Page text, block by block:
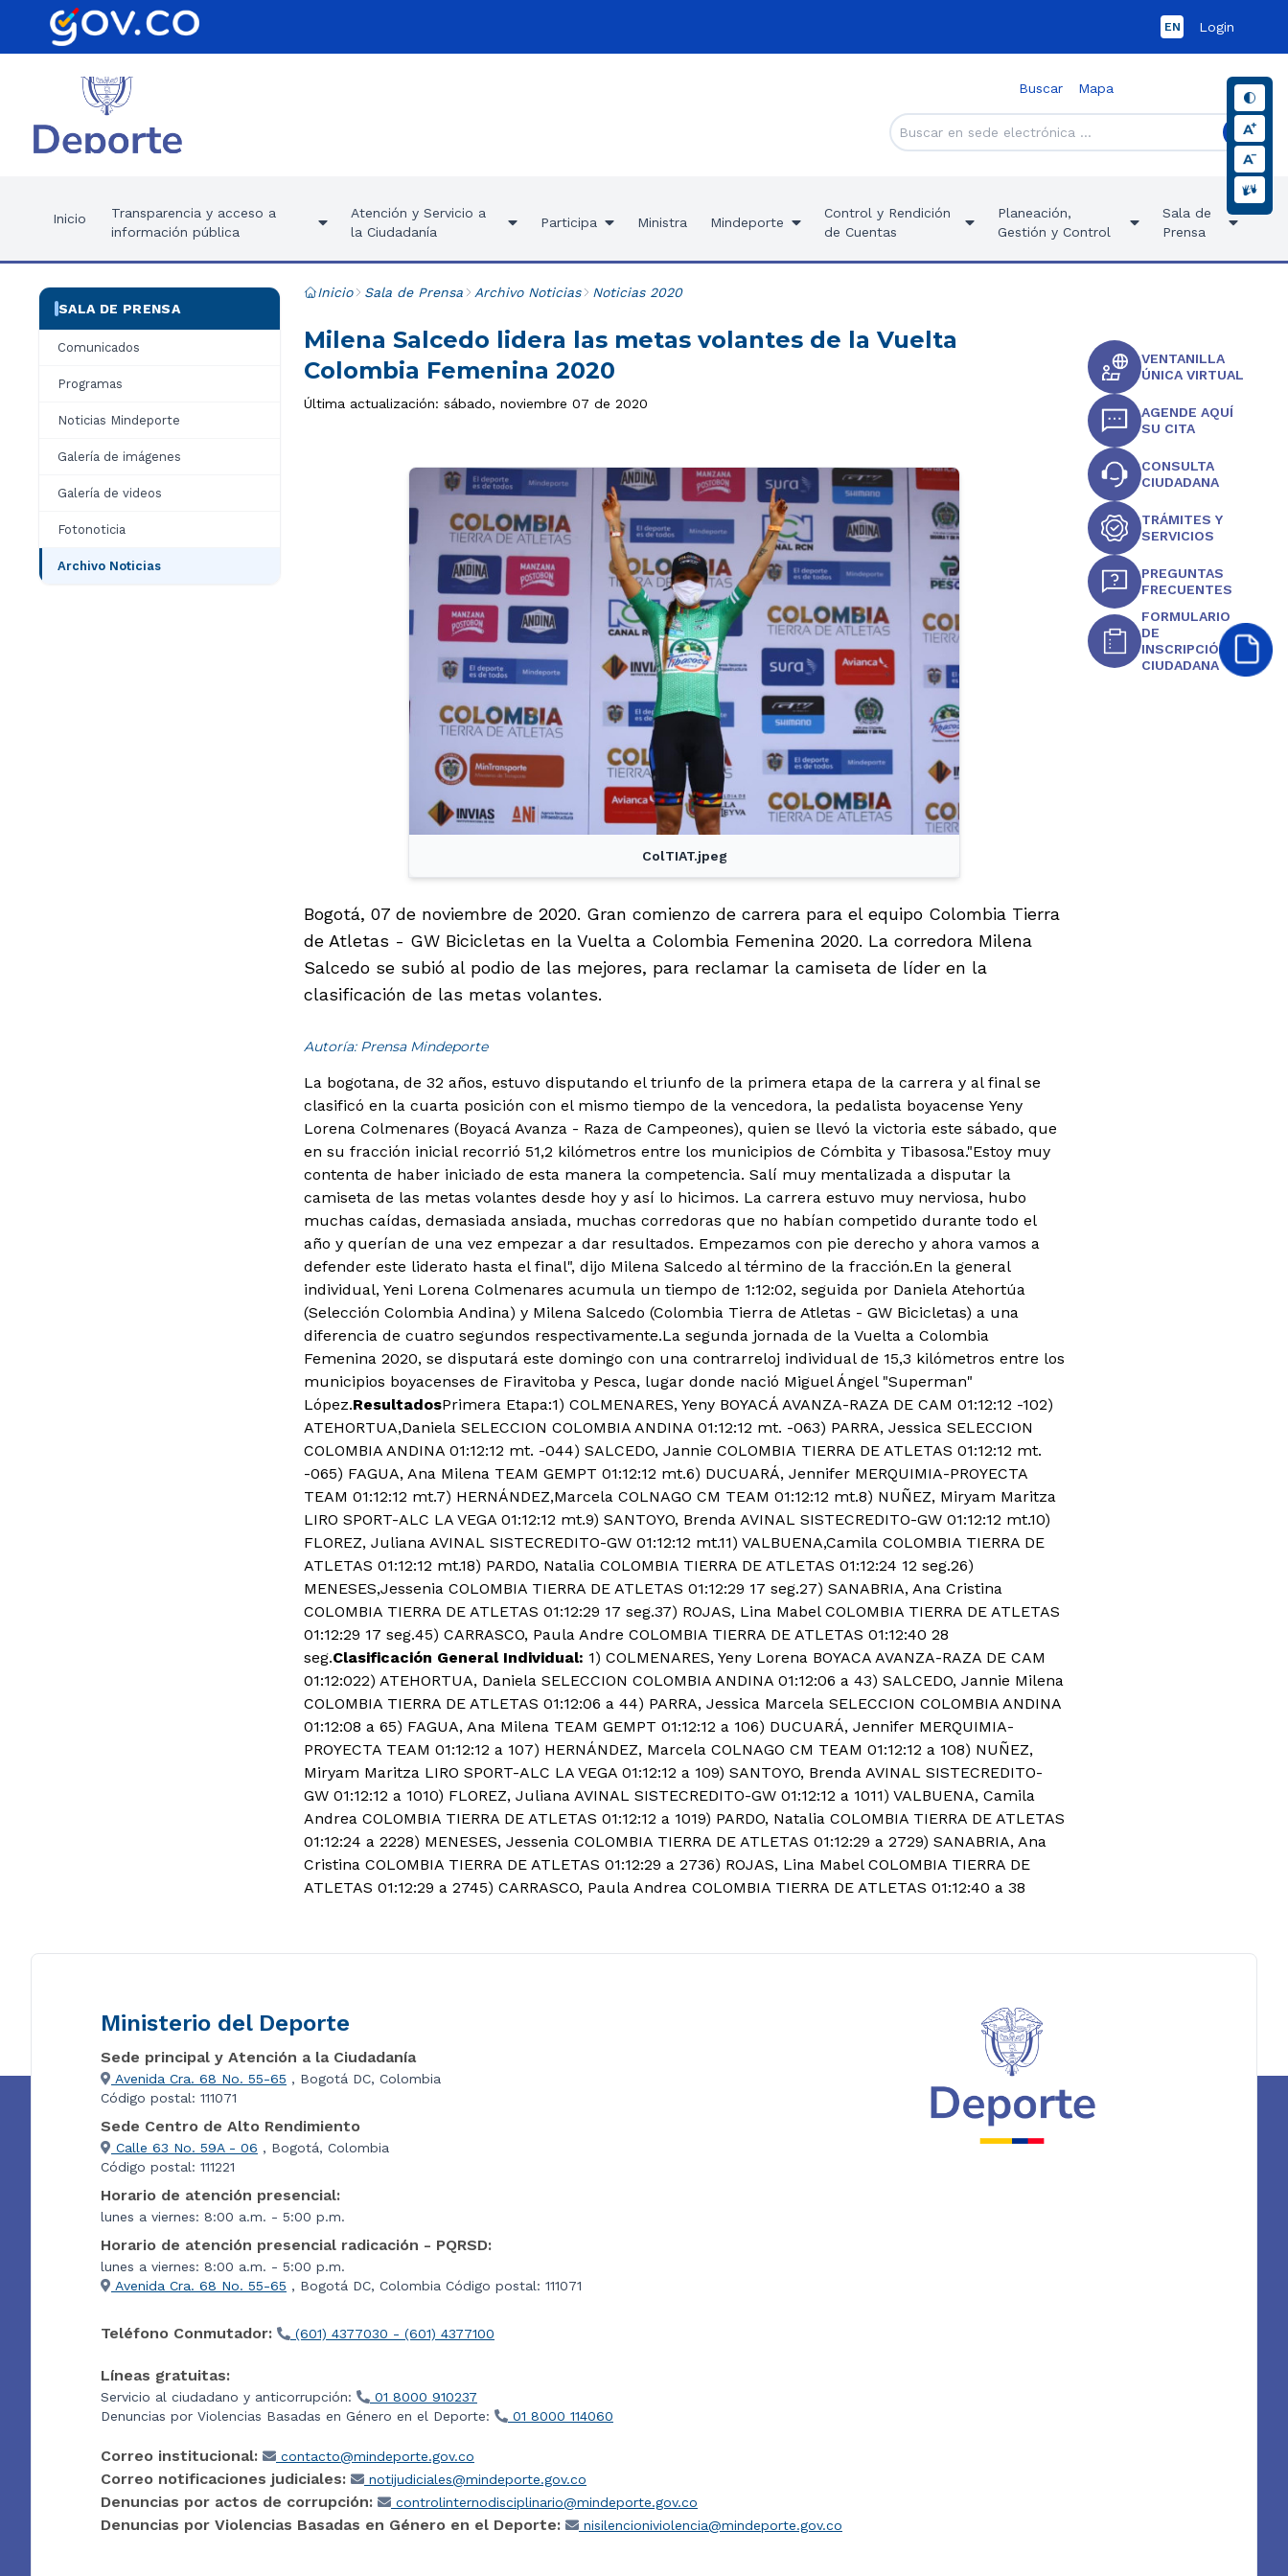
EN Login
Buscar Mapa
Inicio
Transparencia y acceso a
información pública
Atención y Servicio a
la Ciudadanía
Participa Ministra Mindeporte
Control y Rendición
de Cuentas
Planeación,
Gestión y Control
Sala de
Prensa
SALA DE PRENSA
Comunicados
Programas
Noticias Mindeporte
Galería de imágenes
Galería de videos
Fotonoticia
Archivo Noticias
Inicio Sala de Prensa Archivo Noticias Noticias 2020
Milena Salcedo lidera las metas volantes de la Vuelta
Colombia Femenina 2020
Última actualización: sábado, noviembre 07 de 2020
ColTIAT.jpeg
Bogotá, 07 de noviembre de 2020. Gran comienzo de carrera para el equipo Colombia Tierra
de Atletas - GW Bicicletas en la Vuelta a Colombia Femenina 2020. La corredora Milena
Salcedo se subió al podio de las mejores, para reclamar la camiseta de líder en la
clasificación de las metas volantes.
Autoría: Prensa Mindeporte
La bogotana, de 32 años, estuvo disputando el triunfo de la primera etapa de la carrera y al final se
clasificó en la cuarta posición con el mismo tiempo de la vencedora, la pedalista boyacense Yeny
Lorena Colmenares (Boyacá Avanza - Raza de Campeones), quien se llevó la victoria este sábado, que
en su fracción inicial recorrió 51,2 kilómetros entre los municipios de Cómbita y Tibasosa."Estoy muy
contenta de haber iniciado de esta manera la competencia. Salí muy mentalizada a disputar la
camiseta de las metas volantes desde hoy y así lo hicimos. La carrera estuvo muy nerviosa, hubo
muchas caídas, demasiada ansiada, muchas corredoras que no habían competido durante todo el
año y querían de una vez empezar a dar resultados. Empezamos con pie derecho y ahora vamos a
defender este liderato hasta el final", dijo Milena Salcedo al término de la fracción.En la general
individual, Yeni Lorena Colmenares acumula un tiempo de 1:12:02, seguida por Daniela Atehortúa
(Selección Colombia Andina) y Milena Salcedo (Colombia Tierra de Atletas - GW Bicicletas) a una
diferencia de cuatro segundos respectivamente.La segunda jornada de la Vuelta a Colombia
Femenina 2020, se disputará este domingo con una contrarreloj individual de 15,3 kilómetros entre los
municipios boyacenses de Firavitoba y Pesca, lugar donde nació Miguel Ángel "Superman"
López.ResultadosPrimera Etapa:1) COLMENARES, Yeny BOYACÁ AVANZA-RAZA DE CAM 01:12:12 -102)
ATEHORTUA,Daniela SELECCION COLOMBIA ANDINA 01:12:12 mt. -063) PARRA, Jessica SELECCION
COLOMBIA ANDINA 01:12:12 mt. -044) SALCEDO, Jannie COLOMBIA TIERRA DE ATLETAS 01:12:12 mt.
-065) FAGUA, Ana Milena TEAM GEMPT 01:12:12 mt.6) DUCUARÁ, Jennifer MERQUIMIA-PROYECTA
TEAM 01:12:12 mt.7) HERNÁNDEZ,Marcela COLNAGO CM TEAM 01:12:12 mt.8) NUÑEZ, Miryam Maritza
LIRO SPORT-ALC LA VEGA 01:12:12 mt.9) SANTOYO, Brenda AVINAL SISTECREDITO-GW 01:12:12 mt.10)
FLOREZ, Juliana AVINAL SISTECREDITO-GW 01:12:12 mt.11) VALBUENA,Camila COLOMBIA TIERRA DE
ATLETAS 01:12:12 mt.18) PARDO, Natalia COLOMBIA TIERRA DE ATLETAS 01:12:24 12 seg.26)
MENESES,Jessenia COLOMBIA TIERRA DE ATLETAS 01:12:29 17 seg.27) SANABRIA, Ana Cristina
COLOMBIA TIERRA DE ATLETAS 01:12:29 17 seg.37) ROJAS, Lina Mabel COLOMBIA TIERRA DE ATLETAS
01:12:29 17 seg.45) CARRASCO, Paula Andre COLOMBIA TIERRA DE ATLETAS 01:12:40 28
seg.Clasificación General Individual: 1) COLMENARES, Yeny Lorena BOYACA AVANZA-RAZA DE CAM
01:12:022) ATEHORTUA, Daniela SELECCION COLOMBIA ANDINA 01:12:06 a 43) SALCEDO, Jannie Milena
COLOMBIA TIERRA DE ATLETAS 01:12:06 a 44) PARRA, Jessica Marcela SELECCION COLOMBIA ANDINA
01:12:08 a 65) FAGUA, Ana Milena TEAM GEMPT 01:12:12 a 106) DUCUARÁ, Jennifer MERQUIMIA-
PROYECTA TEAM 01:12:12 a 107) HERNÁNDEZ, Marcela COLNAGO CM TEAM 01:12:12 a 108) NUÑEZ,
Miryam Maritza LIRO SPORT-ALC LA VEGA 01:12:12 a 109) SANTOYO, Brenda AVINAL SISTECREDITO-
GW 01:12:12 a 1010) FLOREZ, Juliana AVINAL SISTECREDITO-GW 01:12:12 a 1011) VALBUENA, Camila
Andrea COLOMBIA TIERRA DE ATLETAS 01:12:12 a 1019) PARDO, Natalia COLOMBIA TIERRA DE ATLETAS
01:12:24 a 2228) MENESES, Jessenia COLOMBIA TIERRA DE ATLETAS 01:12:29 a 2729) SANABRIA, Ana
Cristina COLOMBIA TIERRA DE ATLETAS 01:12:29 a 2736) ROJAS, Lina Mabel COLOMBIA TIERRA DE
ATLETAS 01:12:29 a 2745) CARRASCO, Paula Andrea COLOMBIA TIERRA DE ATLETAS 01:12:40 a 38
VENTANILLA
ÚNICA VIRTUAL
AGENDE AQUÍ
SU CITA
CONSULTA
CIUDADANA
TRÁMITES Y
SERVICIOS
PREGUNTAS
FRECUENTES
FORMULARIO
DE
INSCRIPCIÓN
CIUDADANA
Ministerio del Deporte
Sede principal y Atención a la Ciudadanía
Avenida Cra. 68 No. 55-65 , Bogotá DC, Colombia
Código postal: 111071
Sede Centro de Alto Rendimiento
Calle 63 No. 59A - 06 , Bogotá, Colombia
Código postal: 111221
Horario de atención presencial:
lunes a viernes: 8:00 a.m. - 5:00 p.m.
Horario de atención presencial radicación - PQRSD:
lunes a viernes: 8:00 a.m. - 5:00 p.m.
Avenida Cra. 68 No. 55-65 , Bogotá DC, Colombia Código postal: 111071
Teléfono Conmutador: (601) 4377030 - (601) 4377100
Líneas gratuitas:
Servicio al ciudadano y anticorrupción:
01 8000 910237
Denuncias por Violencias Basadas en Género en el Deporte:
01 8000 114060
Correo institucional: contacto@mindeporte.gov.co
Correo notificaciones judiciales: notijudiciales@mindeporte.gov.co
Denuncias por actos de corrupción: controlinternodisciplinario@mindeporte.gov.co
Denuncias por Violencias Basadas en Género en el Deporte: nisilencioniviolencia@mindeporte.gov.co